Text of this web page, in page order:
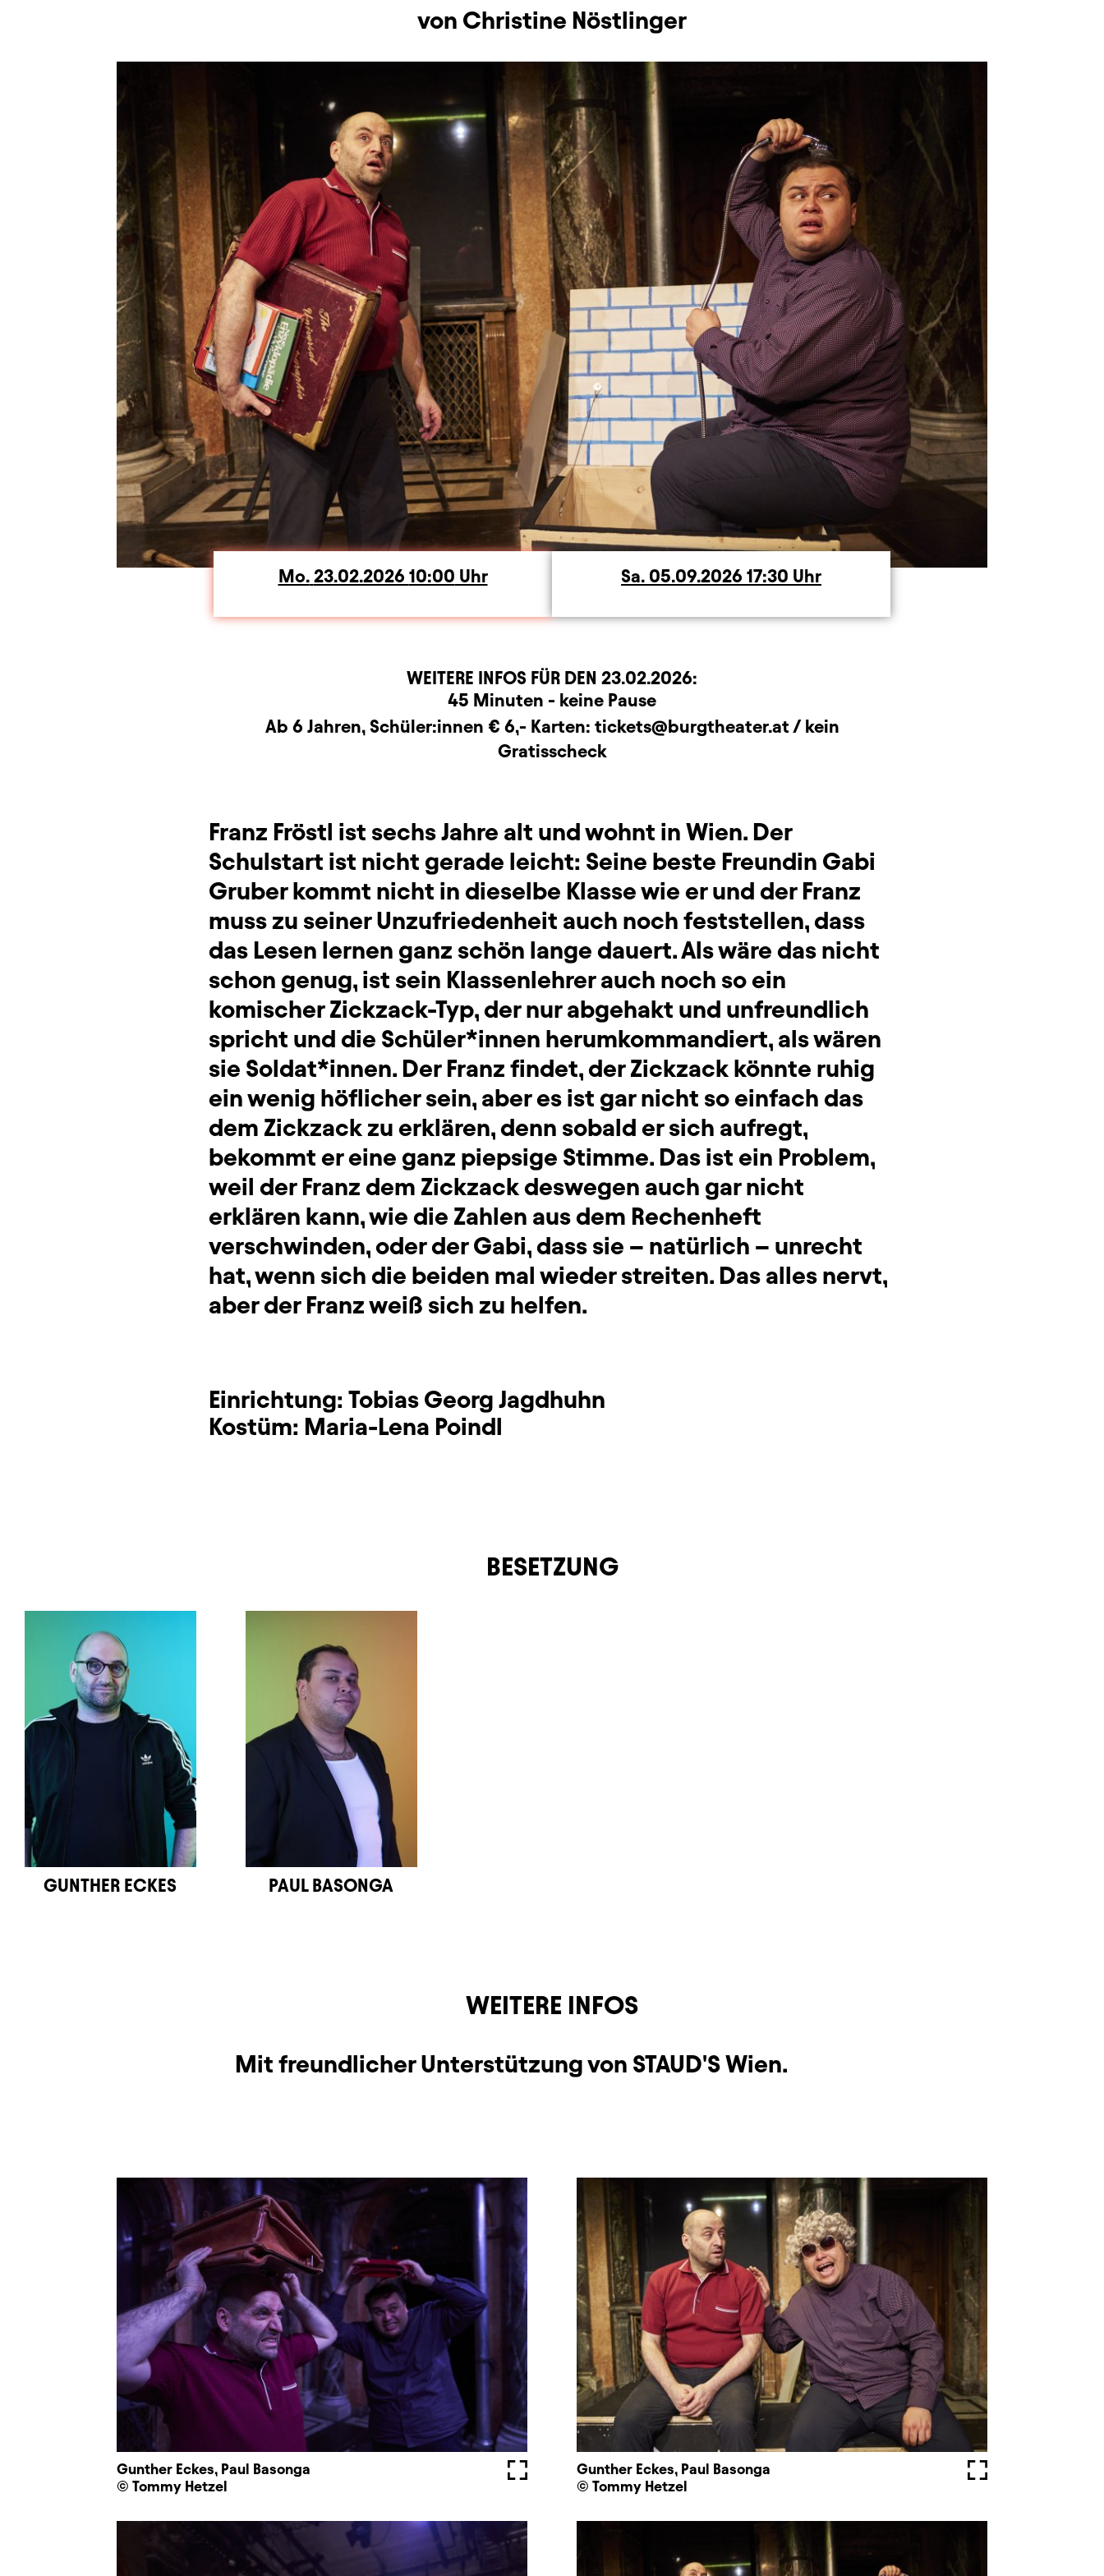
von Christine Nöstlinger
Mo. Montag
23.02.2026 10:00 Uhr Sa. Samstag
05.09.2026 17:30 Uhr
WEITERE INFOS FÜR DEN 23.02.2026:
45 Minuten - keine Pause
Zusatzinformation
Ab 6 Jahren, Schüler:innen € 6,- Karten: tickets@burgtheater.at / kein
Gratisscheck
Franz Fröstl ist sechs Jahre alt und wohnt in Wien. Der
Schulstart ist nicht gerade leicht: Seine beste Freundin Gabi
Gruber kommt nicht in dieselbe Klasse wie er und der Franz
muss zu seiner Unzufriedenheit auch noch feststellen, dass
das Lesen lernen ganz schön lange dauert. Als wäre das nicht
schon genug, ist sein Klassenlehrer auch noch so ein
komischer Zickzack-Typ, der nur abgehakt und unfreundlich
spricht und die Schüler*innen herumkommandiert, als wären
sie Soldat*innen. Der Franz findet, der Zickzack könnte ruhig
ein wenig höflicher sein, aber es ist gar nicht so einfach das
dem Zickzack zu erklären, denn sobald er sich aufregt,
bekommt er eine ganz piepsige Stimme. Das ist ein Problem,
weil der Franz dem Zickzack deswegen auch gar nicht
erklären kann, wie die Zahlen aus dem Rechenheft
verschwinden, oder der Gabi, dass sie – natürlich – unrecht
hat, wenn sich die beiden mal wieder streiten. Das alles nervt,
aber der Franz weiß sich zu helfen.
Einrichtung: Tobias Georg Jagdhuhn
Kostüm: Maria-Lena Poindl
BESETZUNG
GUNTHER ECKES PAUL BASONGA
WEITERE INFOS
Mit freundlicher Unterstützung von STAUD'S Wien.
Gunther Eckes, Paul Basonga
Vollbild
© Tommy Hetzel
Gunther Eckes, Paul Basonga
Vollbild
© Tommy Hetzel